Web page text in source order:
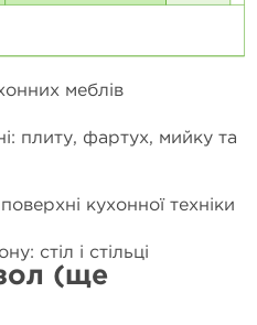
меблів
плиту, фартух, мийку та
кухонної техніки
стіл і стільці
(ще